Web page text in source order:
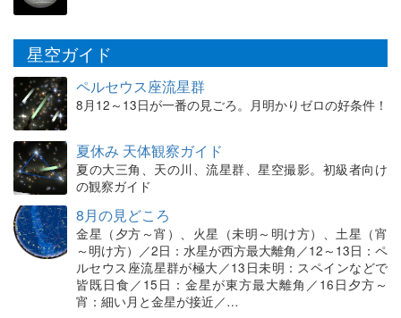
星空ガイド
ペルセウス座流星群
8月12～13日が一番の見ごろ。月明かりゼロの好条件！
夏休み 天体観察ガイド
夏の大三角、天の川、流星群、星空撮影。初級者向け
の観察ガイド
8月の見どころ
金星（夕方～宵）、火星（未明～明け方）、土星（宵
～明け方）／2日：水星が西方最大離角／12～13日：ペ
ルセウス座流星群が極大／13日未明：スペインなどで
皆既日食／15日：金星が東方最大離角／16日夕方～
宵：細い月と金星が接近／…